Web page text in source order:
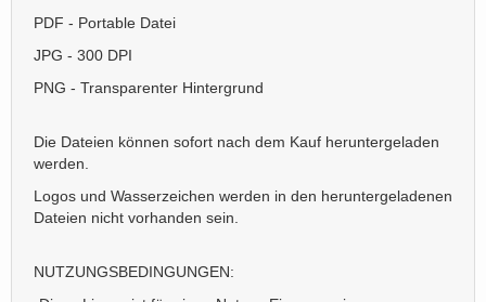
PDF - Portable Datei
JPG - 300 DPI
PNG - Transparenter Hintergrund
Die Dateien können sofort nach dem Kauf heruntergeladen
werden.
Logos und Wasserzeichen werden in den heruntergeladenen
Dateien nicht vorhanden sein.
NUTZUNGSBEDINGUNGEN: